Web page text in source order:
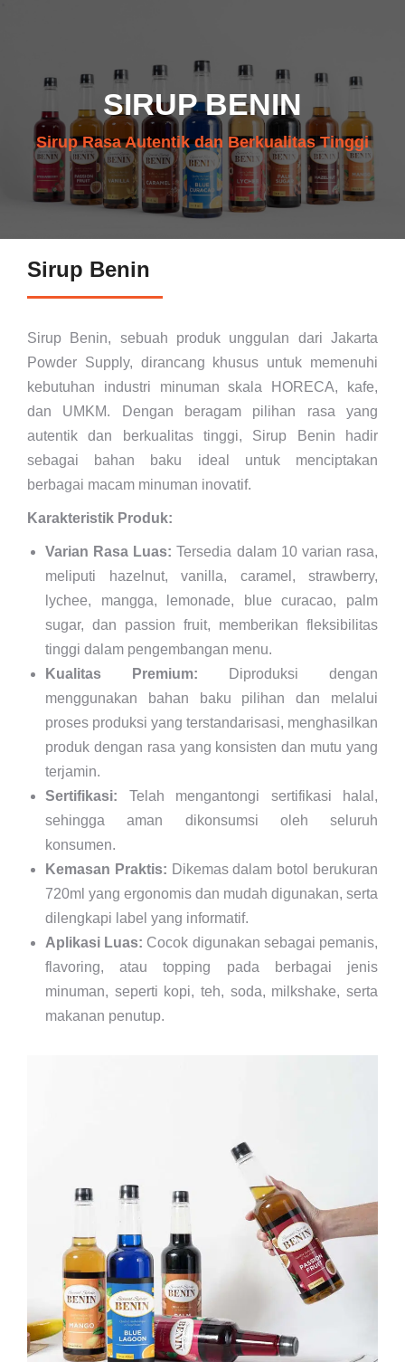
SIRUP BENIN
Sirup Rasa Autentik dan Berkualitas Tinggi
Sirup Benin
Sirup Benin, sebuah produk unggulan dari Jakarta
Powder Supply, dirancang khusus untuk memenuhi
kebutuhan industri minuman skala HORECA, kafe,
dan UMKM. Dengan beragam pilihan rasa yang
autentik dan berkualitas tinggi, Sirup Benin hadir
sebagai bahan baku ideal untuk menciptakan
berbagai macam minuman inovatif.
Karakteristik Produk:
Varian Rasa Luas: Tersedia dalam 10 varian rasa,
meliputi hazelnut, vanilla, caramel, strawberry,
lychee, mangga, lemonade, blue curacao, palm
sugar, dan passion fruit, memberikan fleksibilitas
tinggi dalam pengembangan menu.
Kualitas Premium: Diproduksi dengan
menggunakan bahan baku pilihan dan melalui
proses produksi yang terstandarisasi, menghasilkan
produk dengan rasa yang konsisten dan mutu yang
terjamin.
Sertifikasi: Telah mengantongi sertifikasi halal,
sehingga aman dikonsumsi oleh seluruh
konsumen.
Kemasan Praktis: Dikemas dalam botol berukuran
720ml yang ergonomis dan mudah digunakan, serta
dilengkapi label yang informatif.
Aplikasi Luas: Cocok digunakan sebagai pemanis,
flavoring, atau topping pada berbagai jenis
minuman, seperti kopi, teh, soda, milkshake, serta
makanan penutup.